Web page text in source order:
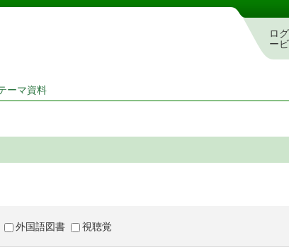
県立図書館 蔵書検索・予約システム
ロ
ー
ーマ資料
外国語図書 視聴覚